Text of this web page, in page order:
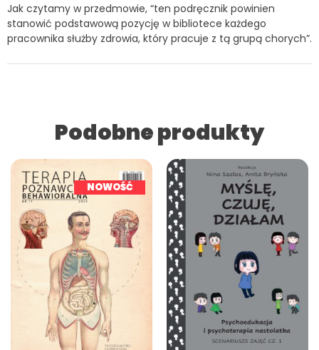
Jak czytamy w przedmowie, “ten podręcznik powinien
stanowić podstawową pozycję w bibliotece każdego
pracownika służby zdrowia, który pracuje z tą grupą chorych”.
Podobne produkty
NOWOŚĆ